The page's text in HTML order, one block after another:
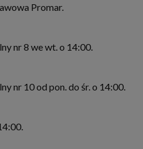
Promar.
nr 8 we wt. o 14:00.
nr 10 od pon. do śr. o 14:00.